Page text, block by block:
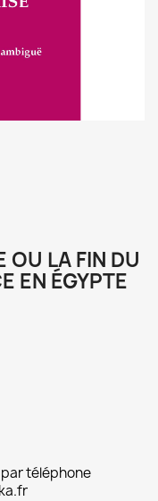
LA FIN DU
EN ÉGYPTE
téléphone